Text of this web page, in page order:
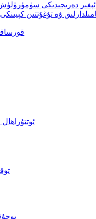
ئېغىر دەرىجىدىكى سۈمۈرۈلۈش (30-50
ۋە تۇغۇتتىن
ئوتتۇراھال